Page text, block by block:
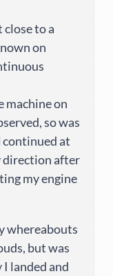
close to a
on
machine on
so was
continued at
direction after
my engine
whereabouts
but was
I landed and